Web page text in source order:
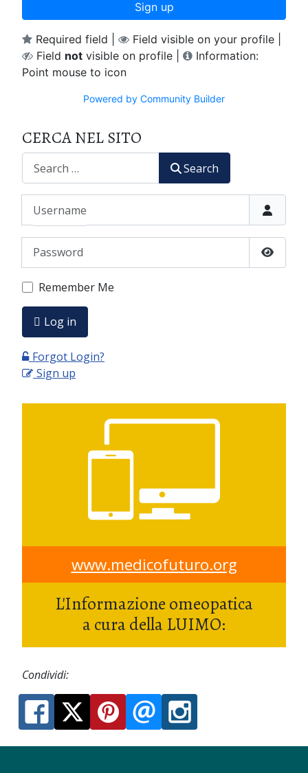
Sign up
Required field |
Field visible on your profile |
Field not visible on profile |
Information:
Point mouse to icon
Powered by Community Builder
CERCA NEL SITO
Search
Password
Show
Remember Me
Log in
Forgot Login?
Sign up
www.medicofuturo.org
L'Informazione omeopatica
a cura della LUIMO:
Condividi: